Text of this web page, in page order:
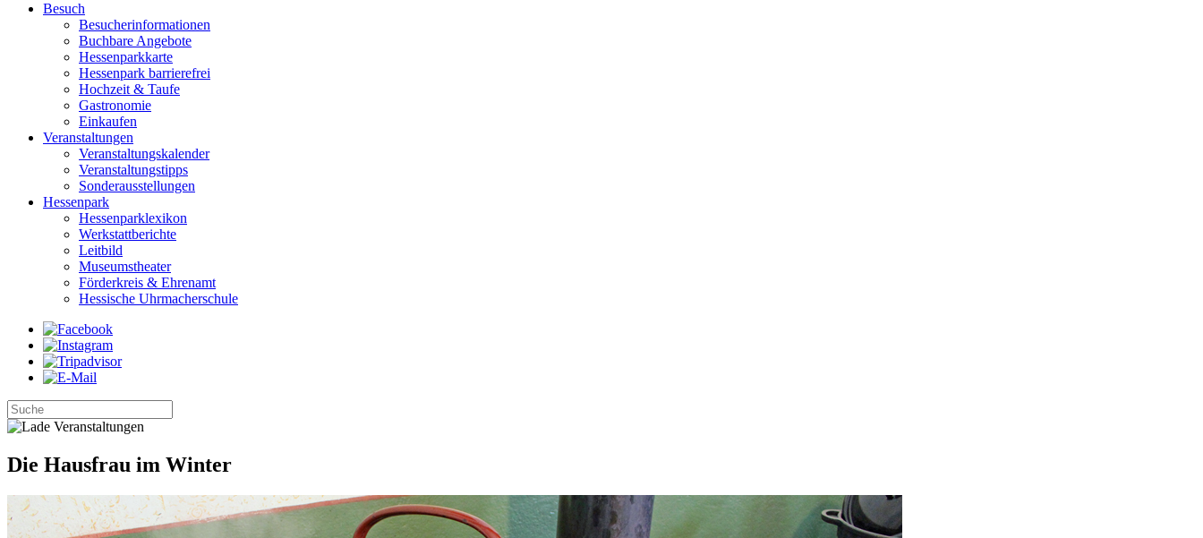
Besuch
Besucherinformationen
Buchbare Angebote
Hessenparkkarte
Hessenpark barrierefrei
Hochzeit & Taufe
Gastronomie
Einkaufen
Veranstaltungen
Veranstaltungskalender
Veranstaltungstipps
Sonderausstellungen
Hessenpark
Hessenparklexikon
Werkstattberichte
Leitbild
Museumstheater
Förderkreis & Ehrenamt
Hessische Uhrmacherschule
Die Hausfrau im Winter